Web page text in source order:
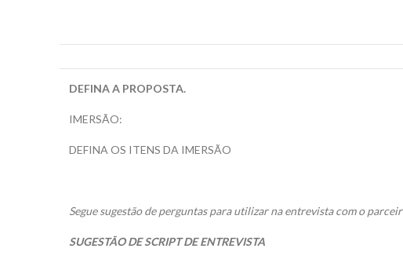
DEFINA A PROPOSTA.
IMERSÃO:
DEFINA OS ITENS DA IMERSÃO
Segue sugestão de perguntas para utilizar na entrevista com o
SUGESTÃO DE SCRIPT DE ENTREVISTA